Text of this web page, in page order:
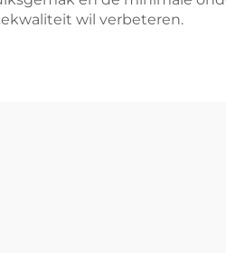
wil verbeteren.